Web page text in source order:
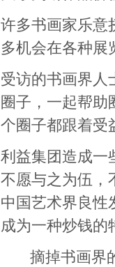
许多书画家乐意
多机会在各种展
受访的书画界人
圈子，一起帮
个圈子都跟着受
利益集团造成一
不愿与之为伍，
中国艺术界良性
成为一种炒钱的
摘掉书画界的